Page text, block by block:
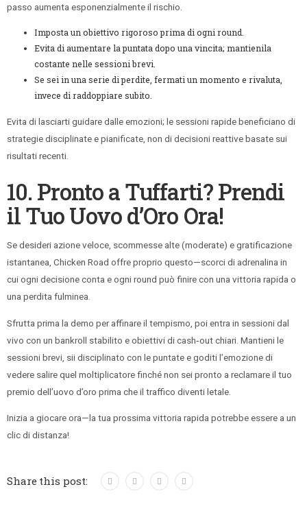
passo aumenta esponenzialmente il rischio.
Imposta un obiettivo rigoroso prima di ogni round.
Evita di aumentare la puntata dopo una vincita; mantienila
costante nelle sessioni brevi.
Se sei in una serie di perdite, fermati un momento e rivaluta,
invece di raddoppiare subito.
Evita di lasciarti guidare dalle emozioni; le sessioni rapide beneficiano di
strategie disciplinate e pianificate, non di decisioni reattive basate sui
risultati recenti.
10. Pronto a Tuffarti? Prendi
il Tuo Uovo d’Oro Ora!
Se desideri azione veloce, scommesse alte (moderate) e gratificazione
istantanea, Chicken Road offre proprio questo—scorci di adrenalina in
cui ogni decisione conta e ogni round può finire con una vittoria rapida o
una perdita fulminea.
Sfrutta prima la demo per affinare il tempismo, poi entra in sessioni dal
vivo con un bankroll stabilito e obiettivi di cash‑out chiari. Mantieni le
sessioni brevi, sii disciplinato con le puntate e goditi l’emozione di
vedere salire quel moltiplicatore finché non sei pronto a reclamare il tuo
premio dell’uovo d’oro prima che il traffico diventi letale.
Inizia a giocare ora—la tua prossima vittoria rapida potrebbe essere a un
clic di distanza!
Share this post: